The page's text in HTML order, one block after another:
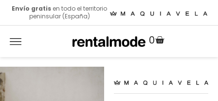
Envío gratis en todo el territorio
peninsular (España)
0